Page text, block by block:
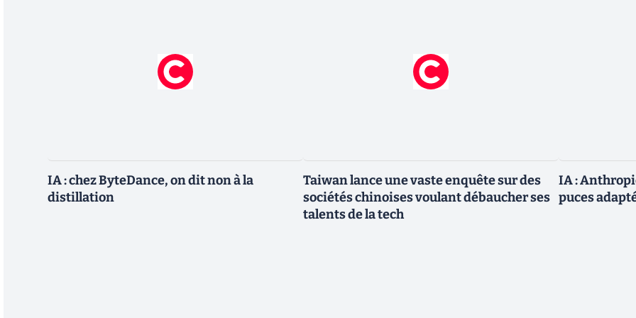
IA : chez ByteDance, on dit non à la
distillation
Taiwan lance une vaste enquête sur des
sociétés chinoises voulant débaucher ses
talents de la tech
IA :
puces